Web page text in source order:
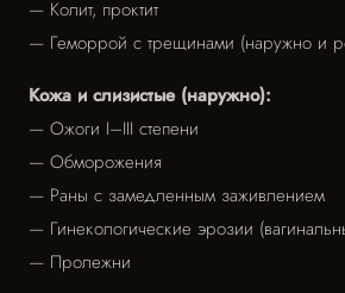
— Колит, проктит
— Геморрой с трещинами (наружно и
Кожа и слизистые (наружно):
— Ожоги I–III степени
— Обморожения
— Раны с замедленным заживлением
— Гинекологические эрозии
— Пролежни